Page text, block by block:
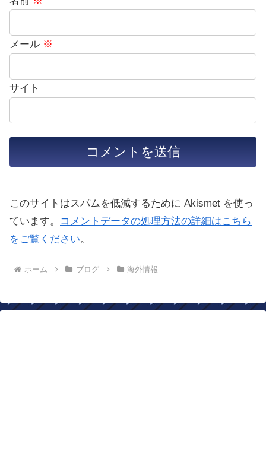
メール ※
サイト
このサイトはスパムを低減するために Akismet を使っ
ています。
コメントデータの処理方法の詳細はこちら
をご覧ください。
ホーム ブログ 海外情報